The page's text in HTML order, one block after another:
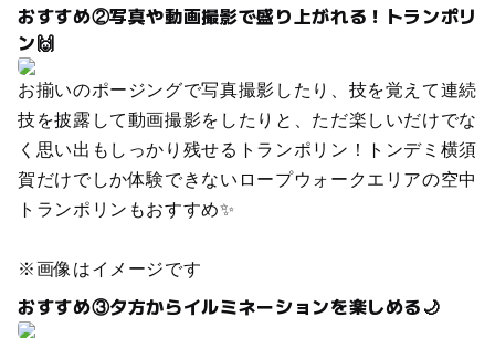
おすすめ②写真や動画撮影で盛り上がれる！トランポリ
ン🙌
お揃いのポージングで写真撮影したり、技を覚えて連続
技を披露して動画撮影をしたりと、ただ楽しいだけでな
く思い出もしっかり残せるトランポリン！トンデミ横須
賀だけでしか体験できないロープウォークエリアの空中
トランポリンもおすすめ✨
※画像はイメージです
おすすめ③夕方からイルミネーションを楽しめる🌙